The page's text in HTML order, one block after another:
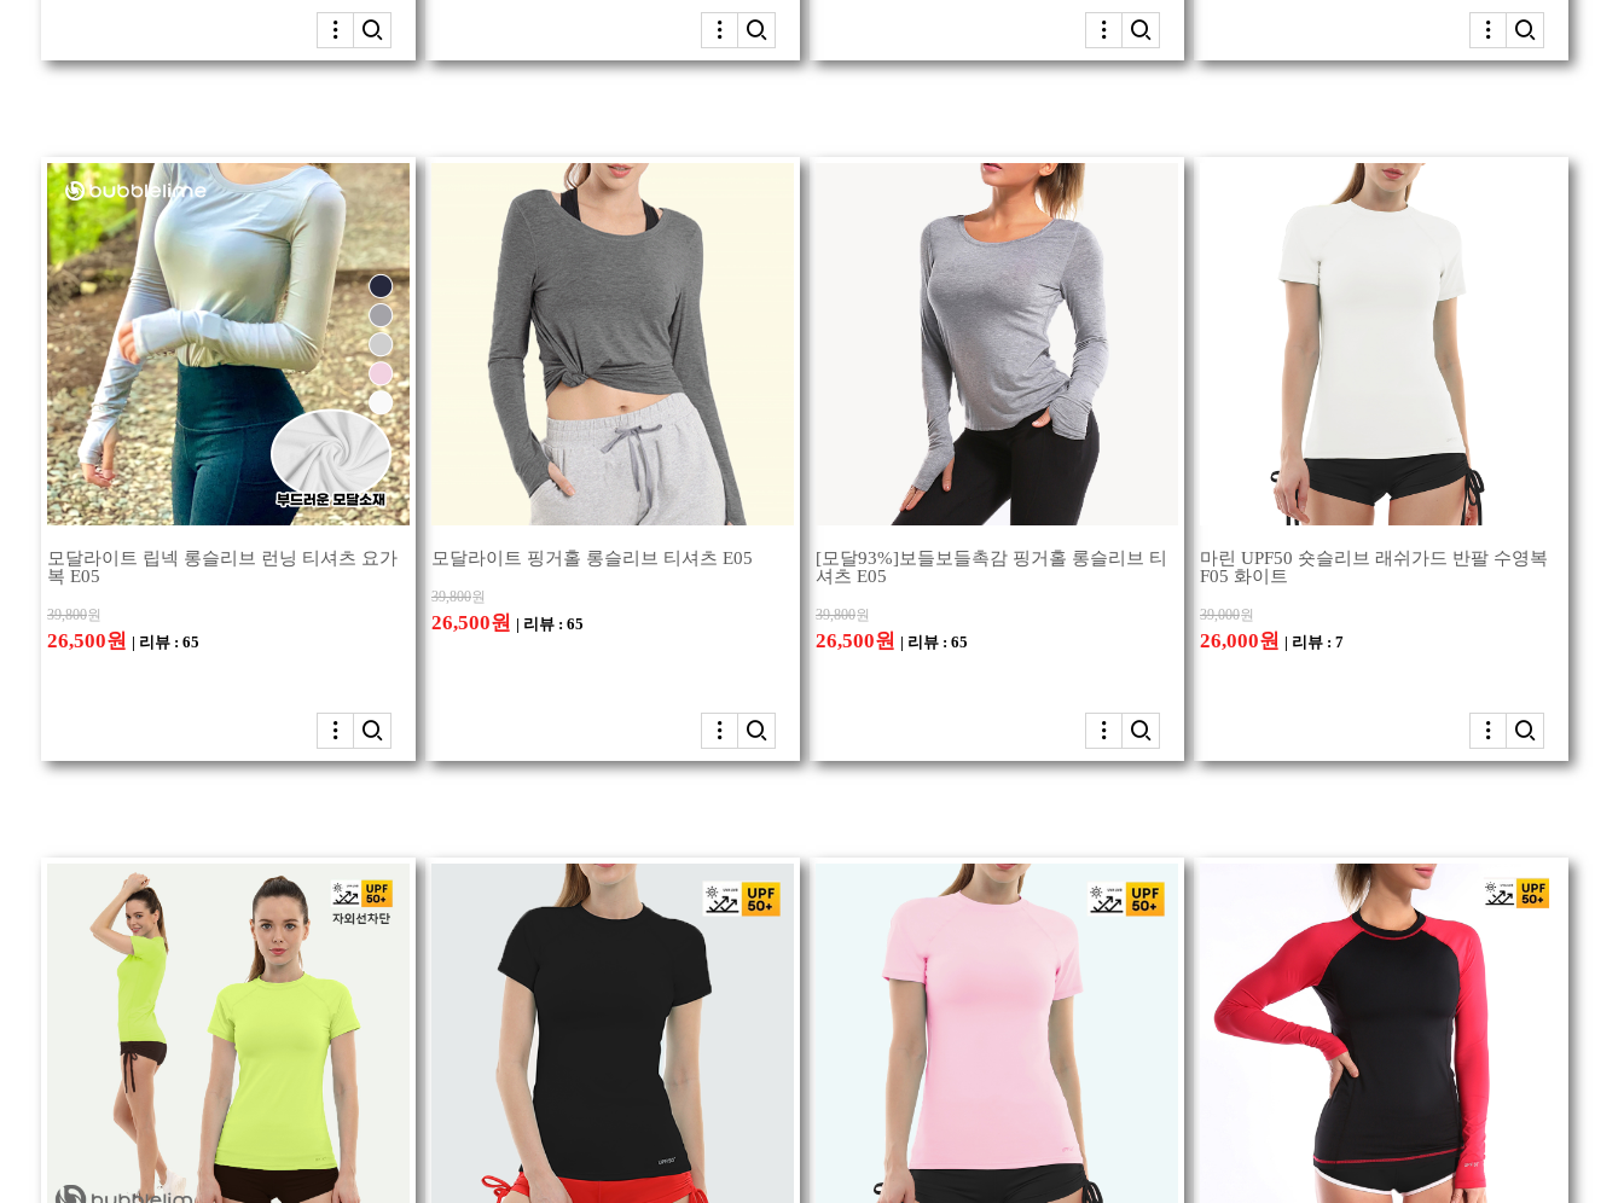
모달라이트 립넥 롱슬리브 런닝 티셔츠 요가
복 E05
39,800원
26,500원 | 리뷰 : 65
모달라이트 핑거홀 롱슬리브 티셔츠 E05
39,800원
26,500원 | 리뷰 : 65
[모달93%]보들보들촉감 핑거홀 롱슬리브 티
셔츠 E05
39,800원
26,500원 | 리뷰 : 65
마린 UPF50 숏슬리브 래쉬가드 반팔 수영복
F05 화이트
39,000원
26,000원 | 리뷰 : 7